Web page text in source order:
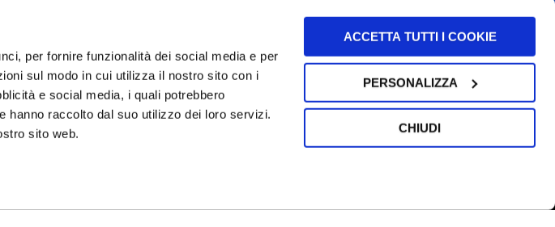
per fornire funzionalità dei social media e per
sul modo in cui utilizza il nostro sito con i
e social media, i quali potrebbero
hanno raccolto dal suo utilizzo dei loro servizi.
sito web.
ACCETTA TUTTI I COOKIE
PERSONALIZZA
CHIUDI
Business
Video
Presence
Contact
Careers
Youku
Weibo